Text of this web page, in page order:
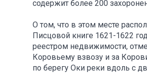
содержит более 200
О том, что в этом месте
Писцовой книге 1621-1622
реестром недвижимости,
Коровьему взвозу и за
по берегу Оки реки вдоль с